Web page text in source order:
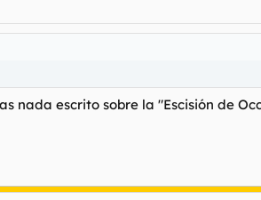
nada escrito sobre la "Escisión de